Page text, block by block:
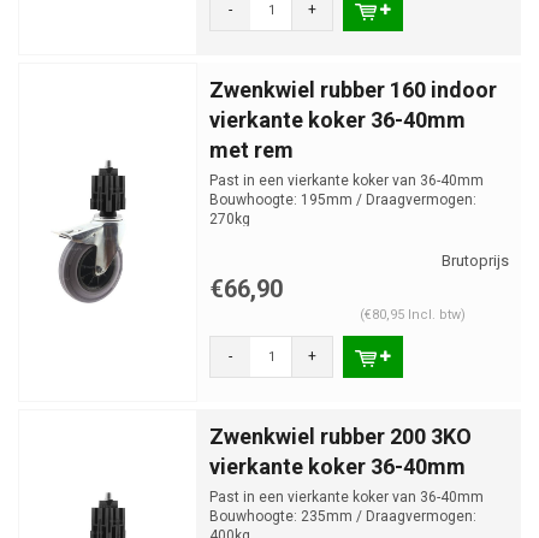
- +
Zwenkwiel rubber 160 indoor
vierkante koker 36-40mm
met rem
Past in een vierkante koker van 36-40mm
Bouwhoogte: 195mm / Draagvermogen:
270kg
€66,90
(€80,95 Incl. btw)
- +
Zwenkwiel rubber 200 3KO
vierkante koker 36-40mm
Past in een vierkante koker van 36-40mm
Bouwhoogte: 235mm / Draagvermogen: